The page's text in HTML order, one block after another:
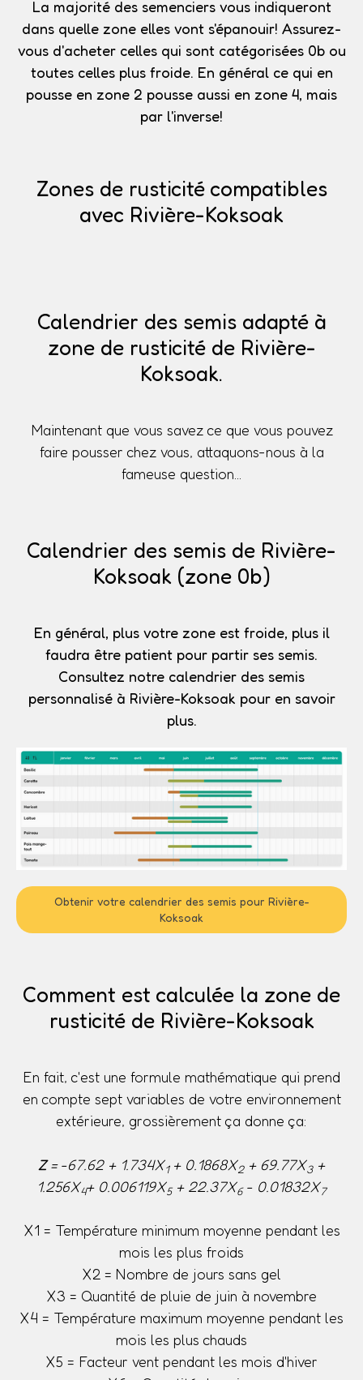
La majorité des semenciers vous indiqueront
dans quelle zone elles vont s'épanouir! Assurez-
vous d'acheter celles qui sont catégorisées 0bou
toutes celles plus froide. En général ce qui en
pousse en zone 2 pousse aussi en zone 4, mais
par l'inverse!
Zones de rusticité compatibles
avec Rivière-Koksoak
Calendrier des semis adapté à
zone de rusticité de Rivière-
Koksoak.
Maintenant que vous savez ce que vous pouvez
faire pousser chez vous, attaquons-nous à la
fameuse question...
Calendrier des semis de Rivière-
Koksoak (zone 0b)
En général, plus votre zone est froide, plus il
faudra être patient pour partir ses semis.
Consultez notre calendrier des semis
personnalisé à Rivière-Koksoak pour en savoir
plus.
Obtenir votre calendrier des semis pour Rivière-
Koksoak
Comment est calculée la zone de
rusticité de Rivière-Koksoak
En fait, c'est une formule mathématique qui prend
en compte sept variables de votre environnement
extérieure, grossièrement ça donne ça:
Z= -67.62 + 1.734X1+ 0.1868X2+ 69.77X3+
1.256X4+ 0.006119X5+ 22.37X6- 0.01832X7
X1 = Température minimum moyenne pendant les
mois les plus froids
X2 = Nombre de jours sans gel
X3 = Quantité de pluie de juin à novembre
X4 = Température maximum moyenne pendant les
mois les plus chauds
X5 = Facteur vent pendant les mois d'hiver